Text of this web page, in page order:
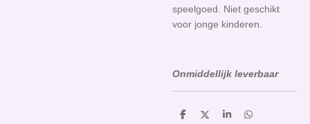
speelgoed. Niet geschikt
voor jonge kinderen.
Onmiddellijk leverbaar
D
D
S
D